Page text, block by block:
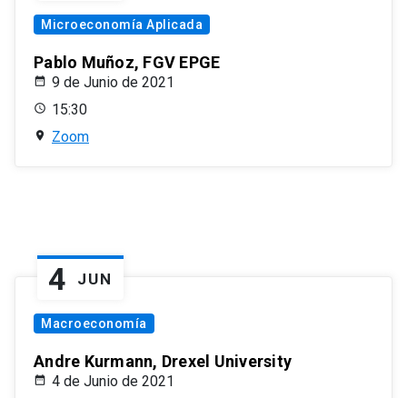
Microeconomía Aplicada
Pablo Muñoz, FGV EPGE
9 de Junio de 2021
15:30
Zoom
4 JUN
Macroeconomía
Andre Kurmann, Drexel University
4 de Junio de 2021